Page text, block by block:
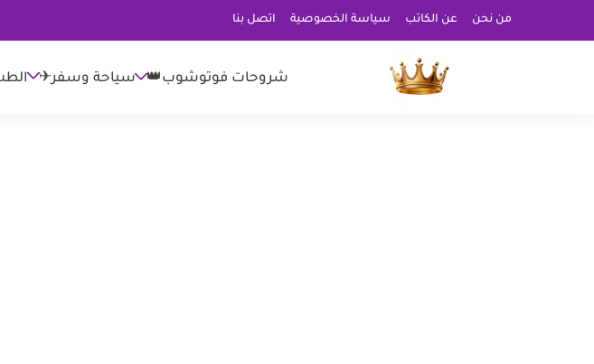
من نحن عن الكاتب سياسة الخصوصية اتصل بنا
شروحات فوتوشوب👑 سياحة وسفر✈